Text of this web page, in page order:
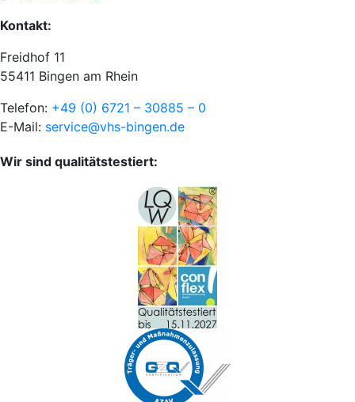
Kontakt:
Freidhof 11
55411 Bingen am Rhein
Telefon: +49 (0) 6721 – 30885 – 0
E-Mail: service@vhs-bingen.de
Wir sind qualitätstestiert: